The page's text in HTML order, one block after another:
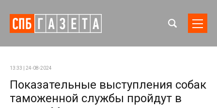
13:33 | 24-08-2024
Показательные выступления собак
таможенной службы пройдут в